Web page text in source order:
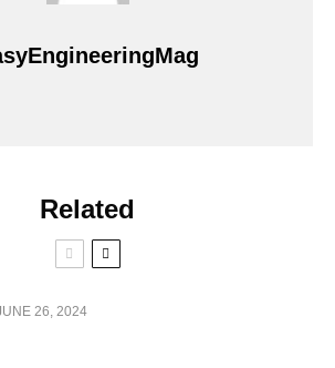
Related
26, 2024